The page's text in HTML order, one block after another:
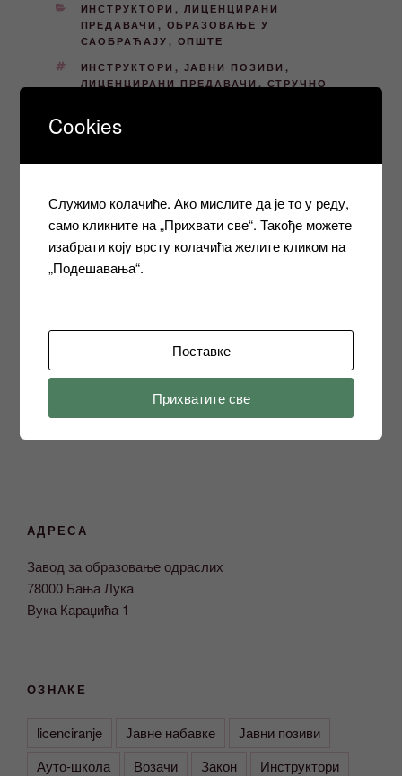
КАТЕГОРИЈЕ
ИНСТРУКТОРИ , ЛИЦЕНЦИРАНИ
ПРЕДАВАЧИ , ОБРАЗОВАЊЕ У
САОБРАЋАЈУ , ОПШТЕ
ОЗНАКЕ
ИНСТРУКТОРИ , ЈАВНИ ПОЗИВИ ,
ЛИЦЕНЦИРАНИ ПРЕДАВАЧИ , СТРУЧНО
чланка
Претходни
чланак
ПРЕТХОДНО
Препоруке које се односе на провођење
мјера приликом пружања услуга едукације
због корона вируса
Следећи
чланак
СЛЕДЕЋЕ
стицање звања инструктора вожње
моторних возила у септембарском року
АДРЕСА
Завод за образовање одраслих
78000 Бања Лука
Вука Караџића 1
ОЗНАКЕ
licenciranje Јавне набавке
Јавни позиви
Ауто-школа
Возачи Закон
Инструктори
Cookies
Служимо колачиће. Ако мислите да је то у реду,
само кликните на „Прихвати све“. Такође можете
изабрати коју врсту колачића желите кликом на
„Подешавања“.
Поставке
Прихватите све